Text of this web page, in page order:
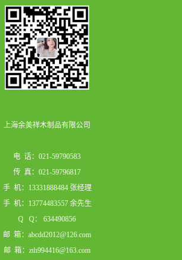
上海余美祥木制品有限公司
电 话：021-59790583
传 真：021-59796817
手 机：13331888484 张经理
手 机：13774483557 余先生
Q Q： 634490856
邮 箱：abcdd2012@126.com
邮 箱：zth994416@163.com